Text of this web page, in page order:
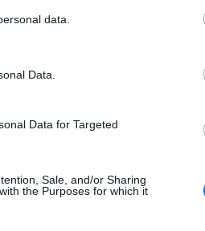
data.
Data.
Data for Targeted
Sale, and/or Sharing
the Purposes for which it